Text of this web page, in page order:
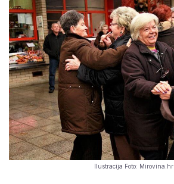
Ilustracija Foto: Mirovina.hr